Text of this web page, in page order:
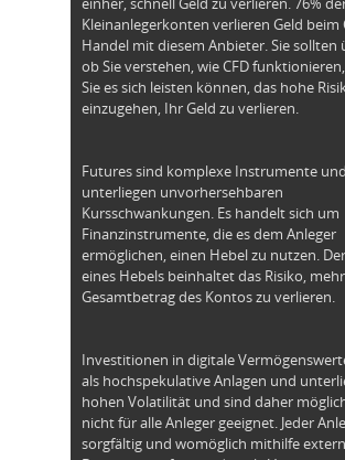
Kleinanlegerkonten verlieren Geld beim
Handel mit diesem Anbieter. Sie sollten
ob Sie verstehen, wie CFD
Sie es sich leisten können, das hohe
einzugehen, Ihr Geld zu verlieren.
Futures sind komplexe Instrumente und
unterliegen unvorhersehbaren
Kursschwankungen. Es handelt sich um
Finanzinstrumente, die es dem Anleger
ermöglichen, einen Hebel zu nutzen.
eines Hebels beinhaltet das Risiko,
Gesamtbetrag des Kontos zu verlieren.
Investitionen in digitale
als hochspekulative Anlagen und
hohen Volatilität und sind daher
nicht für alle Anleger geeignet. Jeder
sorgfältig und womöglich mithilfe